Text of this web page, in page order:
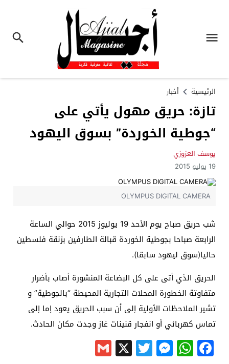
الرئيسية أخبار
تازة: حريق مهول يأتي على
“جوطية الخوردة” بسوق اليهود
يوسف العزوزي
19 يوليو 2015
OLYMPUS DIGITAL CAMERA
شب حريق صباح يوم الأحد 19 يوليوز 2015 حوالي الساعة
الرابعة صباحا بجوطية الخوردة قبالة الطارفين بزنقة فلسطين
حاليا(سوق ليهود سابقا).
الحريق الذي أتى على كل البضاعة المنشورة أصاب بأضرار
متفاوتة الخطورة المحلات التجارية المحيطة “بالجوطية” و
تشير الملاحظات الأولية إلى أن سبب الحريق يعود إما إلى
تماس كهربائي أو انفجار قنينات غاز وجدت مكان الحادث.
Facebook
WhatsApp
Messenger
Twitter
X